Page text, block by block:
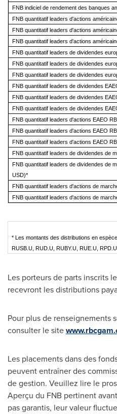
FNB indiciel de rendement des banques
FNB quantitatif leaders d'actions
FNB quantitatif leaders d'actions
FNB quantitatif leaders d'actions
FNB quantitatif leaders de dividendes
FNB quantitatif leaders de dividendes
FNB quantitatif leaders de dividendes
FNB quantitatif leaders de dividendes
FNB quantitatif leaders de dividendes
FNB quantitatif leaders de dividendes
FNB quantitatif leaders d'actions EAEO
FNB quantitatif leaders d'actions EAEO
FNB quantitatif leaders d'actions EAEO
FNB quantitatif leaders de dividendes de
FNB quantitatif leaders de dividendes de
USD)*
FNB quantitatif leaders d'actions de
FNB quantitatif leaders d'actions de
* Les montants des distributions en
RUSB.U, RUD.U, RUBY.U, RUE.U,
Les porteurs de parts inscrits
recevront les distributions
Pour plus de renseignements
consulter le site
Les placements dans des
peuvent entraîner des
de gestion. Veuillez lire le
Aperçu du FNB pertinent
pas garantis, leur valeur